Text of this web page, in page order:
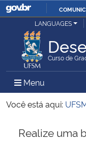
Ministério da Justiça e
Ministério da Defesa
Ministério das Relações
Ministério da Economia
LANGUAGES
Curso de
Menu Menu
Você está aqui:
Início do conteúdo
Realize uma